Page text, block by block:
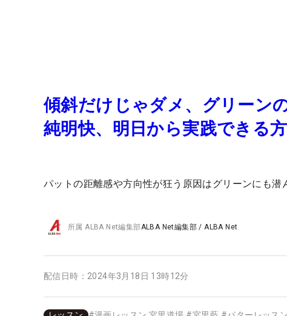
傾斜だけじゃダメ、グリーン
純明快、明日から実践できる
パットの距離感や方向性が狂う原因はグリーンにも
所属ALBA Net編集部ALBA Net編集部 /ALBA Net
配信日時： 2024年3月18日 13時12分